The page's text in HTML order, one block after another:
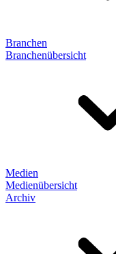
Branchen
Branchenübersicht
Medien
Medienübersicht
Archiv